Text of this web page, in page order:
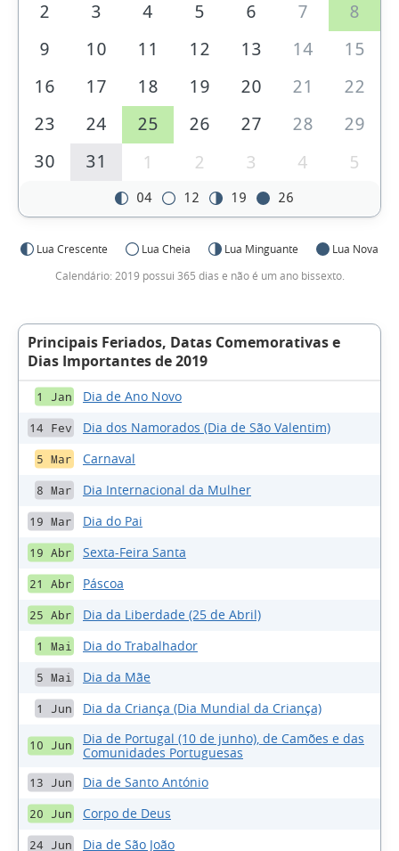
2
3 4 5 6 7
8
9
10 11 12 13 14
15
16
17 18 19 20 21
22
23
24 25 26 27 28
29
30
31 1 2 3 4 5
04 12 19 26
Lua Crescente Lua Cheia Lua Minguante
Lua Nova
Calendário: 2019 possui 365 dias e não é um ano bissexto.
Principais Feriados, Datas Comemorativas e
Dias Importantes de 2019
1 Jan Dia de Ano Novo
14 Fev Dia dos Namorados (Dia de São Valentim)
5 Mar Carnaval
8 Mar Dia Internacional da Mulher
19 Mar Dia do Pai
19 Abr Sexta-Feira Santa
21 Abr Páscoa
25 Abr Dia da Liberdade (25 de Abril)
1 Mai Dia do Trabalhador
5 Mai Dia da Mãe
1 Jun Dia da Criança (Dia Mundial da Criança)
10 Jun
Dia de Portugal (10 de junho), de Camões e das
Comunidades Portuguesas
13 Jun Dia de Santo António
20 Jun Corpo de Deus
24 Jun Dia de São João